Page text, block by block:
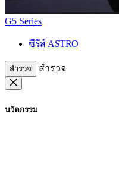
G5 Series
ซีรีส์ ASTRO
สำรวจ สำรวจ
นวัตกรรม